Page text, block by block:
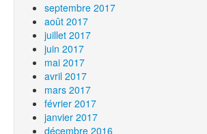
septembre 2017
août 2017
juillet 2017
juin 2017
mai 2017
avril 2017
mars 2017
février 2017
janvier 2017
décembre 2016